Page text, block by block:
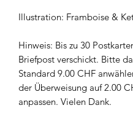
Illustration: Framboise &
Hinweis: Bis zu 30
Briefpost verschickt. Bitte
Standard 9.00 CHF
der Überweisung auf 2.00
anpassen. Vielen Dank.